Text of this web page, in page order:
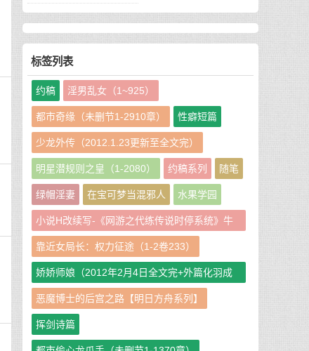
标签列表
约稿 淫男乱女（1~925）
都市奇缘（未删节1-2910章） 性癖短篇
少龙外传（2012.1.23更新至全文完）
明星潜规则之皇（1-2080） 约稿系列 随笔
绿帽淫妻 在宝可梦当混邪人 水果学园
小说H改续写-《网游之代练传说时停系统》牛
牛娘二改GHS版
靠近女局长：权力征途（1-2卷233）
娇娇师娘（2012年2月4日全文完+外篇化羽成
仙篇240章）
恶魔博士的后宫之路【明日方舟系列】
挥剑诗篇